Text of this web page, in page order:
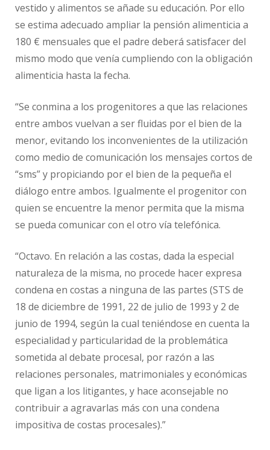
vestido y alimentos se añade su educación. Por ello
se estima adecuado ampliar la pensión alimenticia a
180 € mensuales que el padre deberá satisfacer del
mismo modo que venía cumpliendo con la obligación
alimenticia hasta la fecha.
“Se conmina a los progenitores a que las relaciones
entre ambos vuelvan a ser fluidas por el bien de la
menor, evitando los inconvenientes de la utilización
como medio de comunicación los mensajes cortos de
“sms” y propiciando por el bien de la pequeña el
diálogo entre ambos. Igualmente el progenitor con
quien se encuentre la menor permita que la misma
se pueda comunicar con el otro vía telefónica.
“Octavo. En relación a las costas, dada la especial
naturaleza de la misma, no procede hacer expresa
condena en costas a ninguna de las partes (STS de
18 de diciembre de 1991, 22 de julio de 1993 y 2 de
junio de 1994, según la cual teniéndose en cuenta la
especialidad y particularidad de la problemática
sometida al debate procesal, por razón a las
relaciones personales, matrimoniales y económicas
que ligan a los litigantes, y hace aconsejable no
contribuir a agravarlas más con una condena
impositiva de costas procesales).”